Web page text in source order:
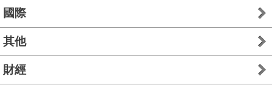
國際
其他
財經